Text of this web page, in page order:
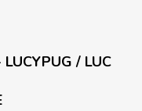
LUCYPUG / LUC